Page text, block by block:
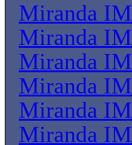
Miranda IM
Miranda IM
Miranda IM
Miranda IM
Miranda IM
Miranda IM